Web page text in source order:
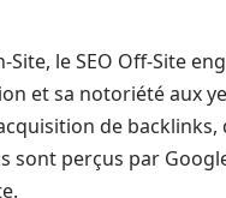
Site, le SEO Off-Site
et sa notoriété aux
de
sont perçus par